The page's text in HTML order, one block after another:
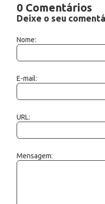
0 Comentários
Deixe o seu
Nome:
E-mail:
URL:
Mensagem: